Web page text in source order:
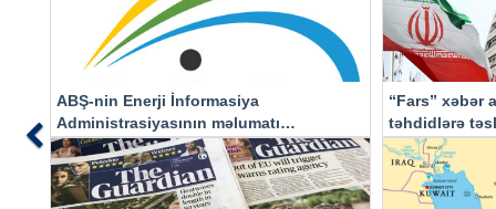
ABŞ-nin Enerji İnformasiya
Administrasiyasının məlumatı
əsasında…
“Fars” xəbər
təhdidlərə
Previous